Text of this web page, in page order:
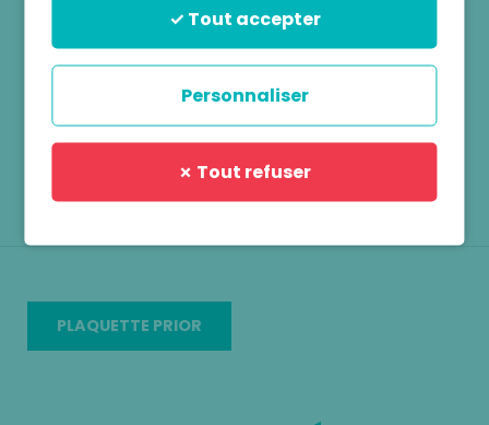
Cette plateforme a pour objectif d’informer les
patients sur les maladies rares, d’orienter les
patients comme les professionnels de santé vers
les ressources de proximité et de coordonner les
liens et les actions de coopération entre les
différents acteurs de la santé du médico-social,
de l’associatif et de l’éducation.
PLAQUETTE PRIOR
✓ Tout accepter
Personnaliser
✗ Tout refuser